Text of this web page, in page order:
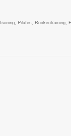
Pilates, Rückentraining,